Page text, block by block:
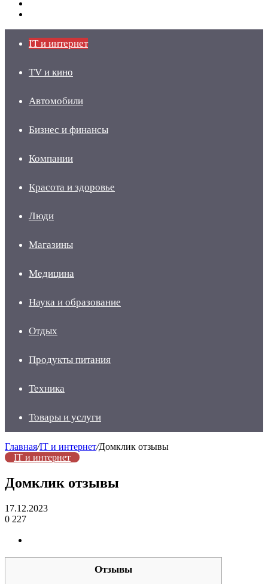
IT и интернет
TV и кино
Автомобили
Бизнес и финансы
Компании
Красота и здоровье
Люди
Магазины
Медицина
Наука и образование
Отдых
Продукты питания
Техника
Товары и услуги
Главная/IT и интернет/Домклик отзывы
IT и интернет
Домклик отзывы
17.12.2023
0 227
Отзывы